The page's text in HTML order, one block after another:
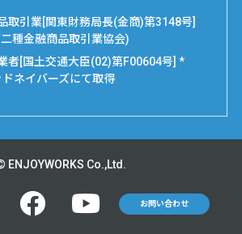
取引業[関東財務局長(金商)第3148号]
種金融商品取引業協会)
者[国土交通大臣(02)第F00604号] *
ネイバーズにて取得
ENJOYWORKS Co.,Ltd.
お問い合わせ